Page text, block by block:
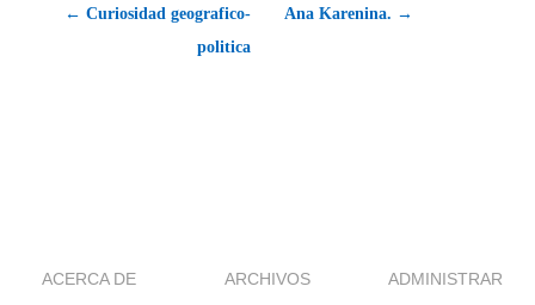
← Curiosidad geografico-
politica
Ana Karenina. →
ACERCA DE ARCHIVOS ADMINISTRAR